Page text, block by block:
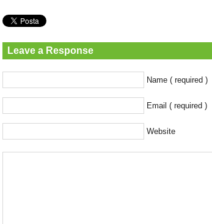
Leave a Response
Name ( required )
Email ( required )
Website